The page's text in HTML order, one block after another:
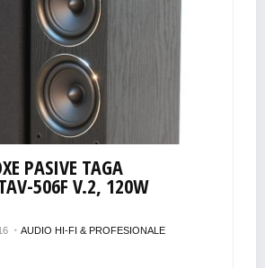
PASIVE TAGA
506F V.2, 120W
AUDIO HI-FI & PROFESIONALE